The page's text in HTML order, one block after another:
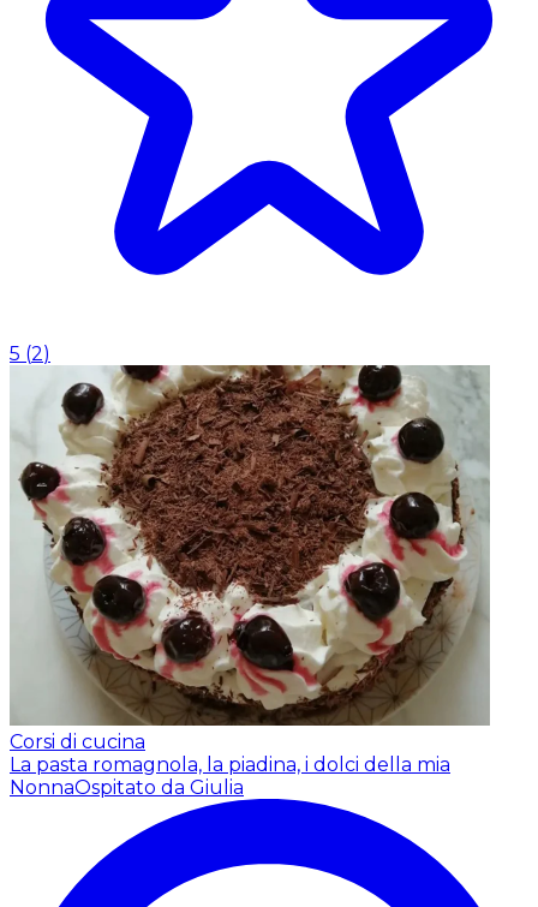
5 (2)
Corsi di cucina
La pasta romagnola, la piadina, i dolci della mia
NonnaOspitato da Giulia